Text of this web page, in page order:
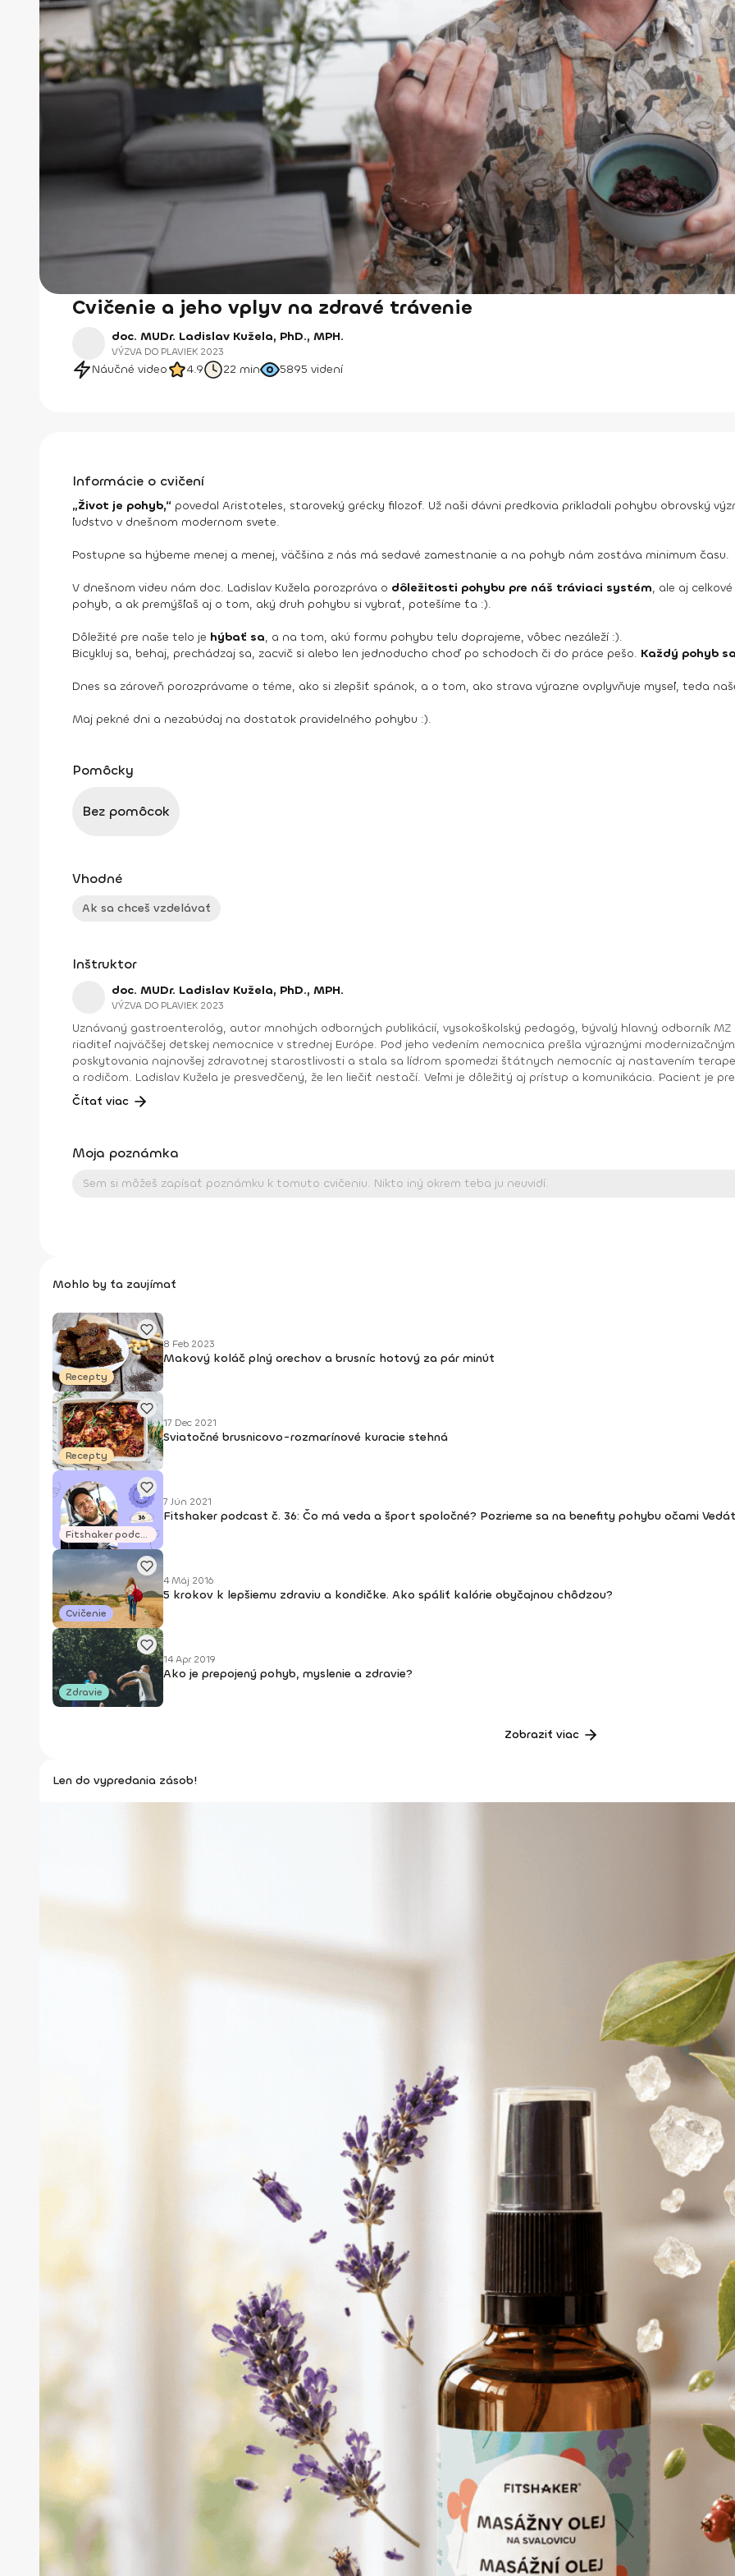
Cvičenie a jeho vplyv na zdravé trávenie
doc. MUDr. Ladislav Kužela, PhD., MPH.
VÝZVA DO PLAVIEK 2023
Náučné video 4.9 22 min 5895 videní
Informácie o cvičení
„Život je pohyb,“ povedal Aristoteles, staroveký grécky filozof. Už naši dávni predkovia prikladali pohybu obrovský
ľudstvo v dnešnom modernom svete.
Postupne sa hýbeme menej a menej, väčšina z nás má sedavé zamestnanie a na pohyb nám zostáva minimum času.
V dnešnom videu nám doc. Ladislav Kužela porozpráva o dôležitosti pohybu pre náš tráviaci systém, ale aj
pohyb, a ak premýšľaš aj o tom, aký druh pohybu si vybrať, potešíme ťa :).
Dôležité pre naše telo je hýbať sa, a na tom, akú formu pohybu telu doprajeme, vôbec nezáleží :).
Bicykluj sa, behaj, prechádzaj sa, zacvič si alebo len jednoducho choď po schodoch či do práce pešo. Každý pohyb
Dnes sa zároveň porozprávame o téme, ako si zlepšiť spánok, a o tom, ako strava výrazne ovplyvňuje myseľ, teda
Maj pekné dni a nezabúdaj na dostatok pravidelného pohybu :).
Pomôcky
Bez pomôcok
Vhodné
Ak sa chceš vzdelávať
Inštruktor
doc. MUDr. Ladislav Kužela, PhD., MPH.
VÝZVA DO PLAVIEK 2023
Uznávaný gastroenterológ, autor mnohých odborných publikácií, vysokoškolský pedagóg, bývalý hlavný odborník MZ SR pre gastroenterológiu. Dlhé roky pôsobil aj ako
riaditeľ najväčšej detskej nemocnice v strednej Európe. Pod jeho vedením nemocnica prešla výraznými modernizačnými zmenami, či už vo forme riadenia procesov,
poskytovania najnovšej zdravotnej starostlivosti a stala sa lídrom spomedzi štátnych nemocníc aj nastavením
a rodičom. Ladislav Kužela je presvedčený, že len liečiť nestačí. Veľmi je dôležitý aj prístup a komunikácia. Pacient je
Čítať viac
Moja poznámka
Mohlo by ťa zaujímať
Recepty
8 Feb 2023
Makový koláč plný orechov a brusníc hotový za pár minút
Recepty
17 Dec 2021
Sviatočné brusnicovo-rozmarínové kuracie stehná
Fitshaker podcasty
7 Jún 2021
Fitshaker podcast č. 36: Čo má veda a šport spoločné? Pozrieme sa na benefity pohybu očami
Cvičenie
4 Máj 2016
5 krokov k lepšiemu zdraviu a kondičke. Ako spáliť kalórie obyčajnou chôdzou?
Zdravie
14 Apr 2019
Ako je prepojený pohyb, myslenie a zdravie?
Zobraziť viac
Len do vypredania zásob!